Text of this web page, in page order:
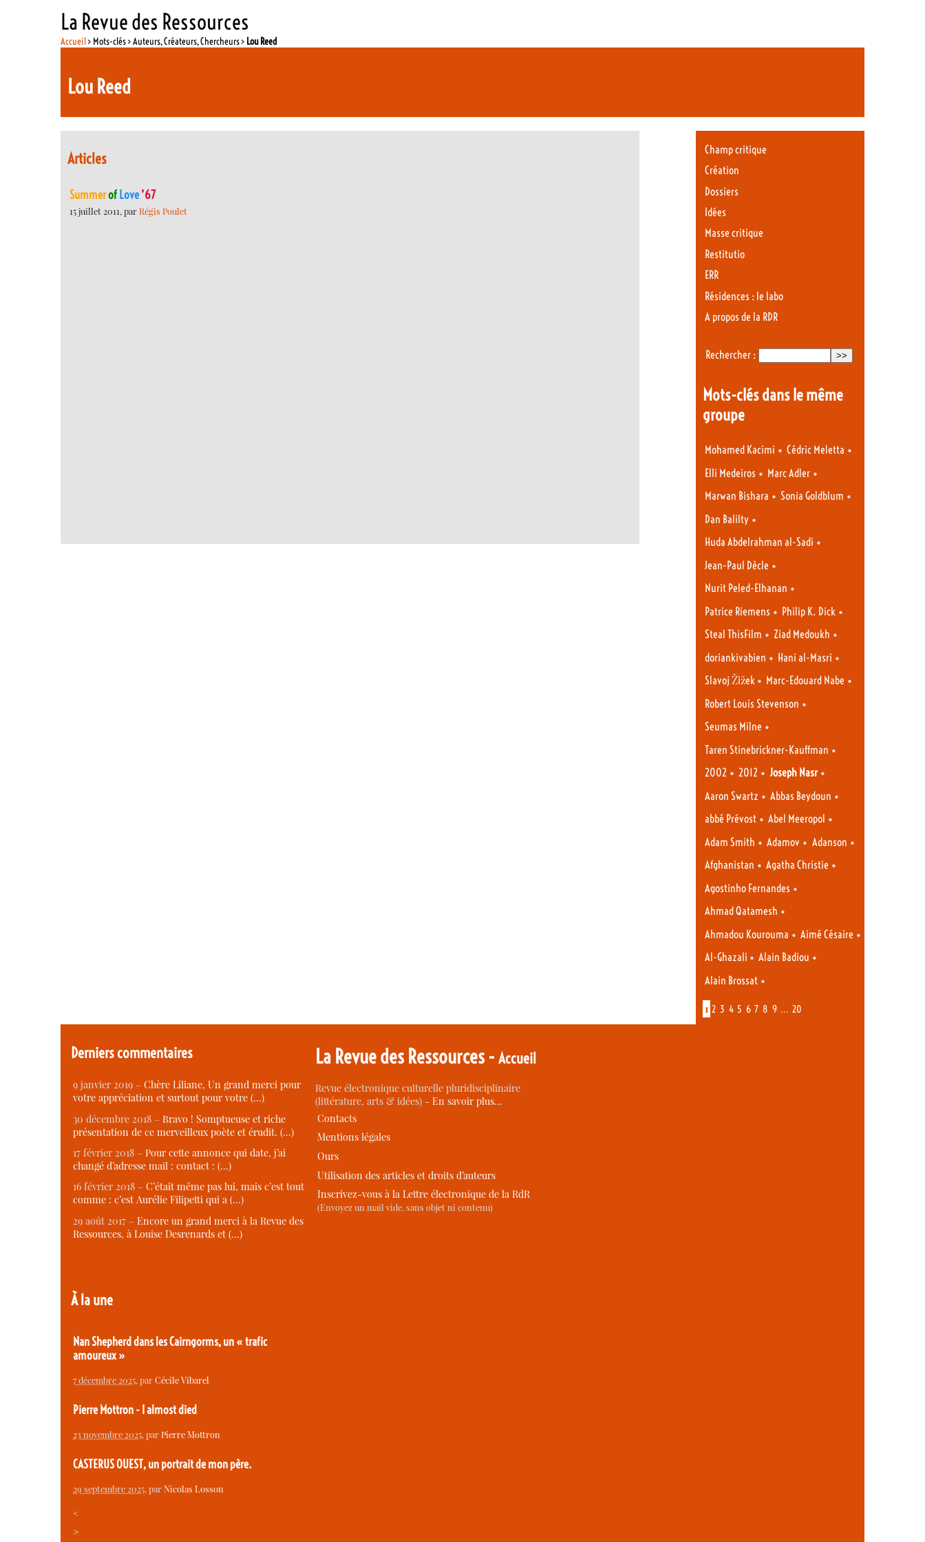
La Revue des Ressources
Accueil> Mots-clés > Auteurs, Créateurs, Chercheurs > Lou Reed
Lou Reed
Articles
Summerof Love ’67
15 juillet 2011, parRégis Poulet
Champ critique
Création
Dossiers
Idées
Masse critique
Restitutio
ERR
Résidences : le labo
A propos de la RDR
Rechercher :
Mots-clés dans le même
groupe
Mohamed Kacimi • Cédric Meletta •
Elli Medeiros • Marc Adler •
Marwan Bishara • Sonia Goldblum •
Dan Balilty •
Huda Abdelrahman al-Sadi •
Jean-Paul Dècle •
Nurit Peled-Elhanan •
Patrice Riemens • Philip K. Dick •
Steal ThisFilm • Ziad Medoukh •
doriankivabien • Hani al-Masri •
Slavoj Žižek • Marc-Edouard Nabe •
Robert Louis Stevenson •
Seumas Milne •
Taren Stinebrickner-Kauffman •
2002 • 2012 • Joseph Nasr•
Aaron Swartz • Abbas Beydoun •
abbé Prévost • Abel Meeropol •
Adam Smith • Adamov • Adanson •
Afghanistan • Agatha Christie •
Agostinho Fernandes •
Ahmad Qatamesh •
Ahmadou Kourouma • Aimé Césaire •
Al-Ghazali • Alain Badiou •
Alain Brossat •
1 2 3 4 5 6 7 8 9 … 20
Derniers commentaires
9 janvier 2019 – Chère Liliane, Un grand merci pour
votre appréciation et surtout pour votre (…)
30 décembre 2018 – Bravo ! Somptueuse et riche
présentation de ce merveilleux poète et érudit. (…)
17 février 2018 – Pour cette annonce qui date, j’ai
changé d’adresse mail : contact : (…)
16 février 2018 – C’était même pas lui, mais c’est tout
comme : c’est Aurélie Filipetti qui a (…)
29 août 2017 – Encore un grand merci à la Revue des
Ressources, à Louise Desrenards et (…)
À la une
Nan Shepherd dans les Cairngorms, un « trafic
amoureux »
7 décembre 2025, parCécile Vibarel
Pierre Mottron - I almost died
23 novembre 2025, parPierre Mottron
CASTERUS OUEST, un portrait de mon père.
29 septembre 2025, parNicolas Losson
<
>
La Revue des Ressources -Accueil
Revue électronique culturelle pluridisciplinaire
(littérature, arts & idées) -En savoir plus…
Contacts
Mentions légales
Ours
Utilisation des articles et droits d’auteurs
Inscrivez-vous à la Lettre électronique de la RdR
(Envoyez un mail vide, sans objet ni contenu)